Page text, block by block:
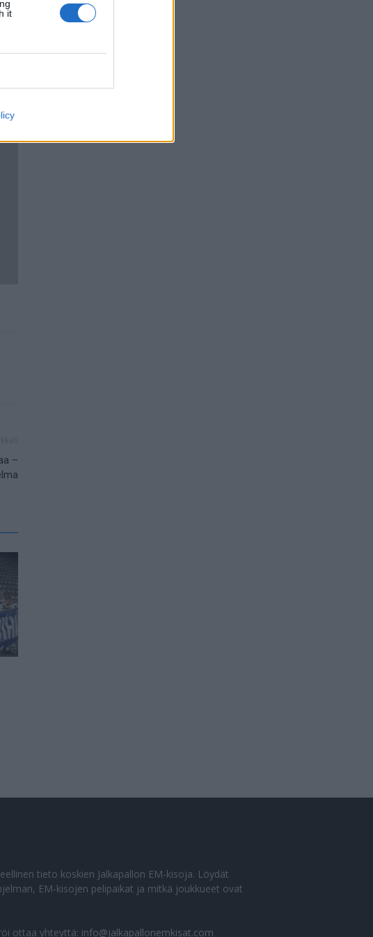
it
–
tieto koskien Jalkapallon EM-kisoja. Löydät
EM-kisojen pelipaikat ja mitkä joukkueet ovat
ottaa yhteyttä: info@jalkapallonemkisat.com